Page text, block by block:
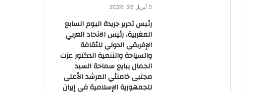
أبريل 26, 2026
رئيس تحرير جريدة اليوم السابع
المغربية، رئيس الاتحاد العربي
الإفريقي الدولي للثقافة
والسياحة والتنمية الدكتور عزت
الجمال يبايع سماحة السيد
مجتبى خامنئي المرشد الأعلى
للجمهورية الإسلامية في إيران